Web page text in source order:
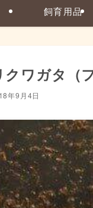
飼育用品
ワガタ（
年9月4日